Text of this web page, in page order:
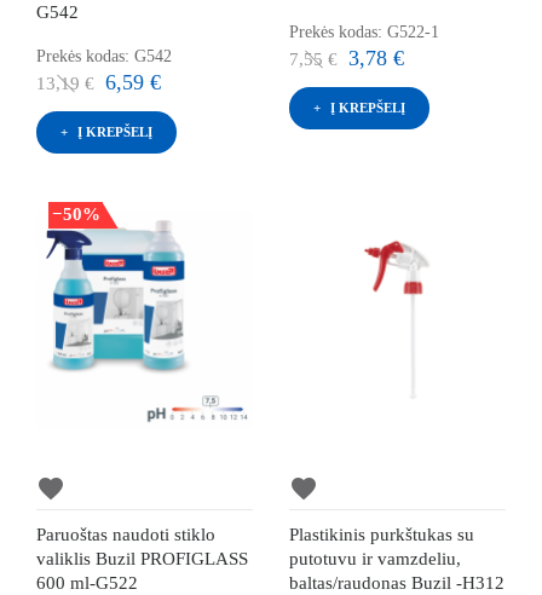
G542
Prekės kodas: G542
13,19 € 6,59 €
Į KREPŠELĮ
Prekės kodas: G522-1
7,55 € 3,78 €
Į KREPŠELĮ
−50%
favorite
Paruoštas naudoti stiklo
valiklis Buzil PROFIGLASS
600 ml-G522
favorite
Plastikinis purkštukas su
putotuvu ir vamzdeliu,
baltas/raudonas Buzil -H312